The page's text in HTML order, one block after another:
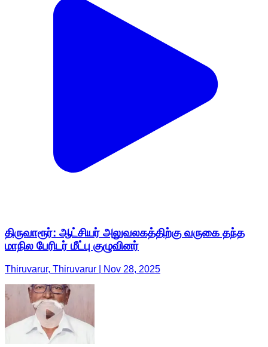
திருவாரூர்: ஆட்சியர் அலுவலகத்திற்கு வருகை தந்த
மாநில பேரிடர் மீட்பு குழுவினர்
Thiruvarur, Thiruvarur | Nov 28, 2025